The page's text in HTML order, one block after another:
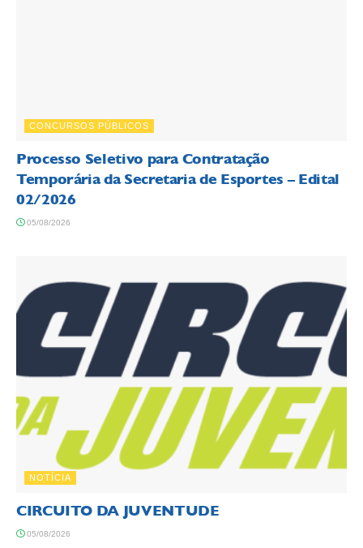
CONCURSOS PÚBLICOS
Processo Seletivo para Contratação
Temporária da Secretaria de Esportes – Edital
02/2026
05/08/2026
NOTÍCIA
CIRCUITO DA JUVENTUDE
05/08/2026